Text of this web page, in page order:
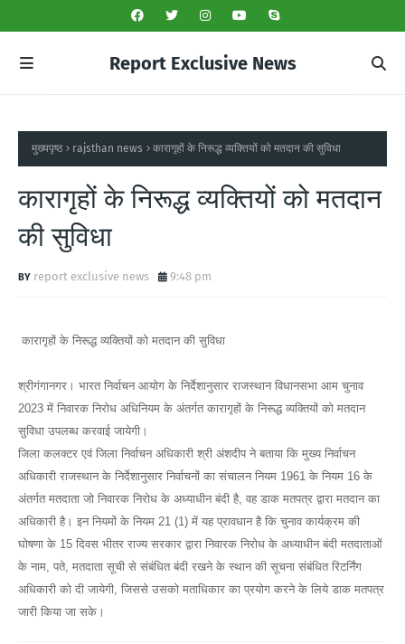
Report Exclusive News
मुख्यपृष्ठ rajsthan news कारागृहों के निरूद्ध व्यक्तियों को मतदान की सुविधा
कारागृहों के निरूद्ध व्यक्तियों को मतदान
की सुविधा
report exclusive news 9:48 pm
कारागृहों के निरूद्ध व्यक्तियों को मतदान की सुविधा
श्रीगंगानगर। भारत निर्वाचन आयोग के निर्देशानुसार राजस्थान विधानसभा आम चुनाव
2023 में निवारक निरोध अधिनियम के अंतर्गत कारागृहों के निरूद्ध व्यक्तियों को मतदान
सुविधा उपलब्ध करवाई जायेगी।
जिला कलक्टर एवं जिला निर्वाचन अधिकारी श्री अंशदीप ने बताया कि मुख्य निर्वाचन
अधिकारी राजस्थान के निर्देशानुसार निर्वाचनों का संचालन नियम 1961 के नियम 16 के
अंतर्गत मतदाता जो निवारक निरोध के अध्याधीन बंदी है, वह डाक मतपत्र द्वारा मतदान का
अधिकारी है। इन नियमों के नियम 21 (1) में यह प्रावधान है कि चुनाव कार्यक्रम की
घोषणा के 15 दिवस भीतर राज्य सरकार द्वारा निवारक निरोध के अध्याधीन बंदी मतदाताओं
के नाम, पते, मतदाता सूची से संबंधित बंदी रखने के स्थान की सूचना संबंधित रिटर्निंग
अधिकारी को दी जायेगी, जिससे उसको मताधिकार का प्रयोग करने के लिये डाक मतपत्र
जारी किया जा सके।